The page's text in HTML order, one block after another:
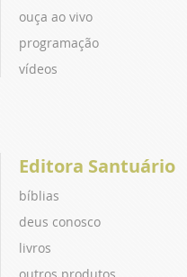
ouça ao vivo
programação
vídeos
Editora Santuário
bíblias
deus conosco
livros